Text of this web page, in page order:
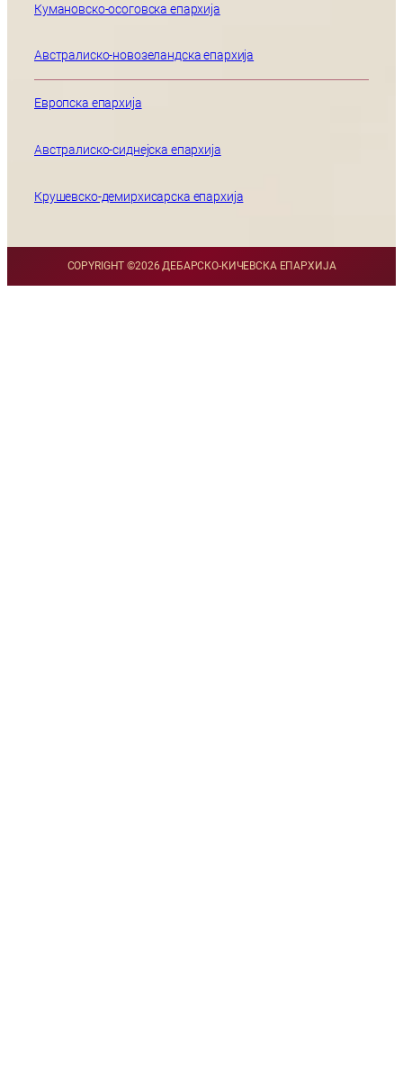
Кумановско-осоговска епархија
Австралиско-новозеландска епархија
Европска епархија
Австралиско-сиднејска епархија
Крушевско-демирхисарска епархија
COPYRIGHT ©2026 ДЕБАРСКО-КИЧЕВСКА ЕПАРХИЈА